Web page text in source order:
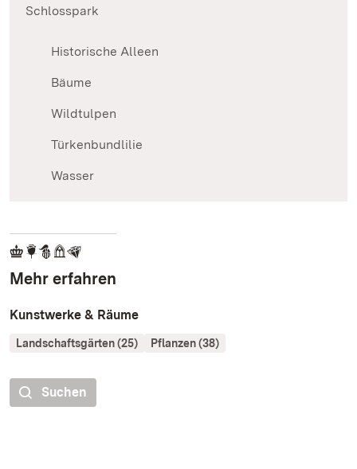
Schlosspark
Historische Alleen
Bäume
Wildtulpen
Türkenbundlilie
Wasser
Mehr erfahren
Kunstwerke & Räume
Landschaftsgärten (25) Pflanzen (38)
Suchen